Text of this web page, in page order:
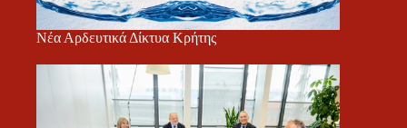
Νέα Αρδευτικά Δίκτυα Κρήτης